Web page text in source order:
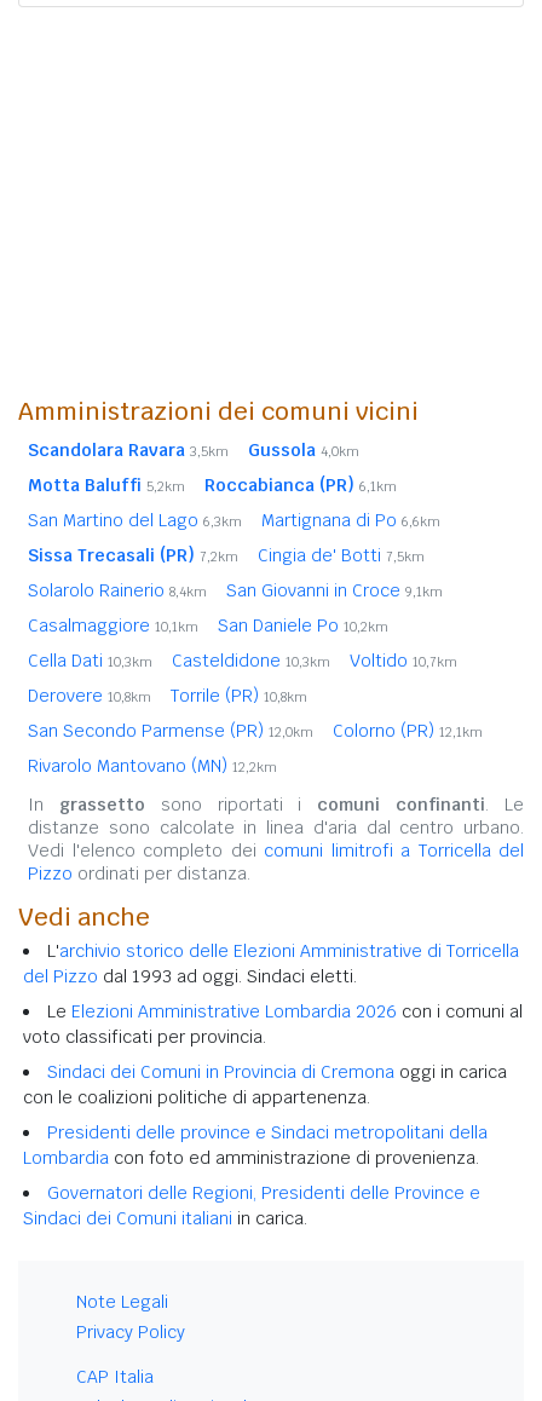
Amministrazioni dei comuni vicini
Scandolara Ravara 3,5km Gussola 4,0km
Motta Baluffi 5,2km Roccabianca (PR) 6,1km
San Martino del Lago 6,3km Martignana di Po 6,6km
Sissa Trecasali (PR) 7,2km Cingia de' Botti 7,5km
Solarolo Rainerio 8,4km San Giovanni in Croce 9,1km
Casalmaggiore 10,1km San Daniele Po 10,2km
Cella Dati 10,3km Casteldidone 10,3km Voltido 10,7km
Derovere 10,8km Torrile (PR) 10,8km
San Secondo Parmense (PR) 12,0km Colorno (PR) 12,1km
Rivarolo Mantovano (MN) 12,2km
In grassetto sono riportati i comuni confinanti. Le
distanze sono calcolate in linea d'aria dal centro urbano.
Vedi l'elenco completo dei comuni limitrofi a Torricella del
Pizzo ordinati per distanza.
Vedi anche
L'archivio storico delle Elezioni Amministrative di Torricella
del Pizzo dal 1993 ad oggi. Sindaci eletti.
Le Elezioni Amministrative Lombardia 2026 con i comuni al
voto classificati per provincia.
Sindaci dei Comuni in Provincia di Cremona oggi in carica
con le coalizioni politiche di appartenenza.
Presidenti delle province e Sindaci metropolitani della
Lombardia con foto ed amministrazione di provenienza.
Governatori delle Regioni, Presidenti delle Province e
Sindaci dei Comuni italiani in carica.
Note Legali
Privacy Policy
CAP Italia